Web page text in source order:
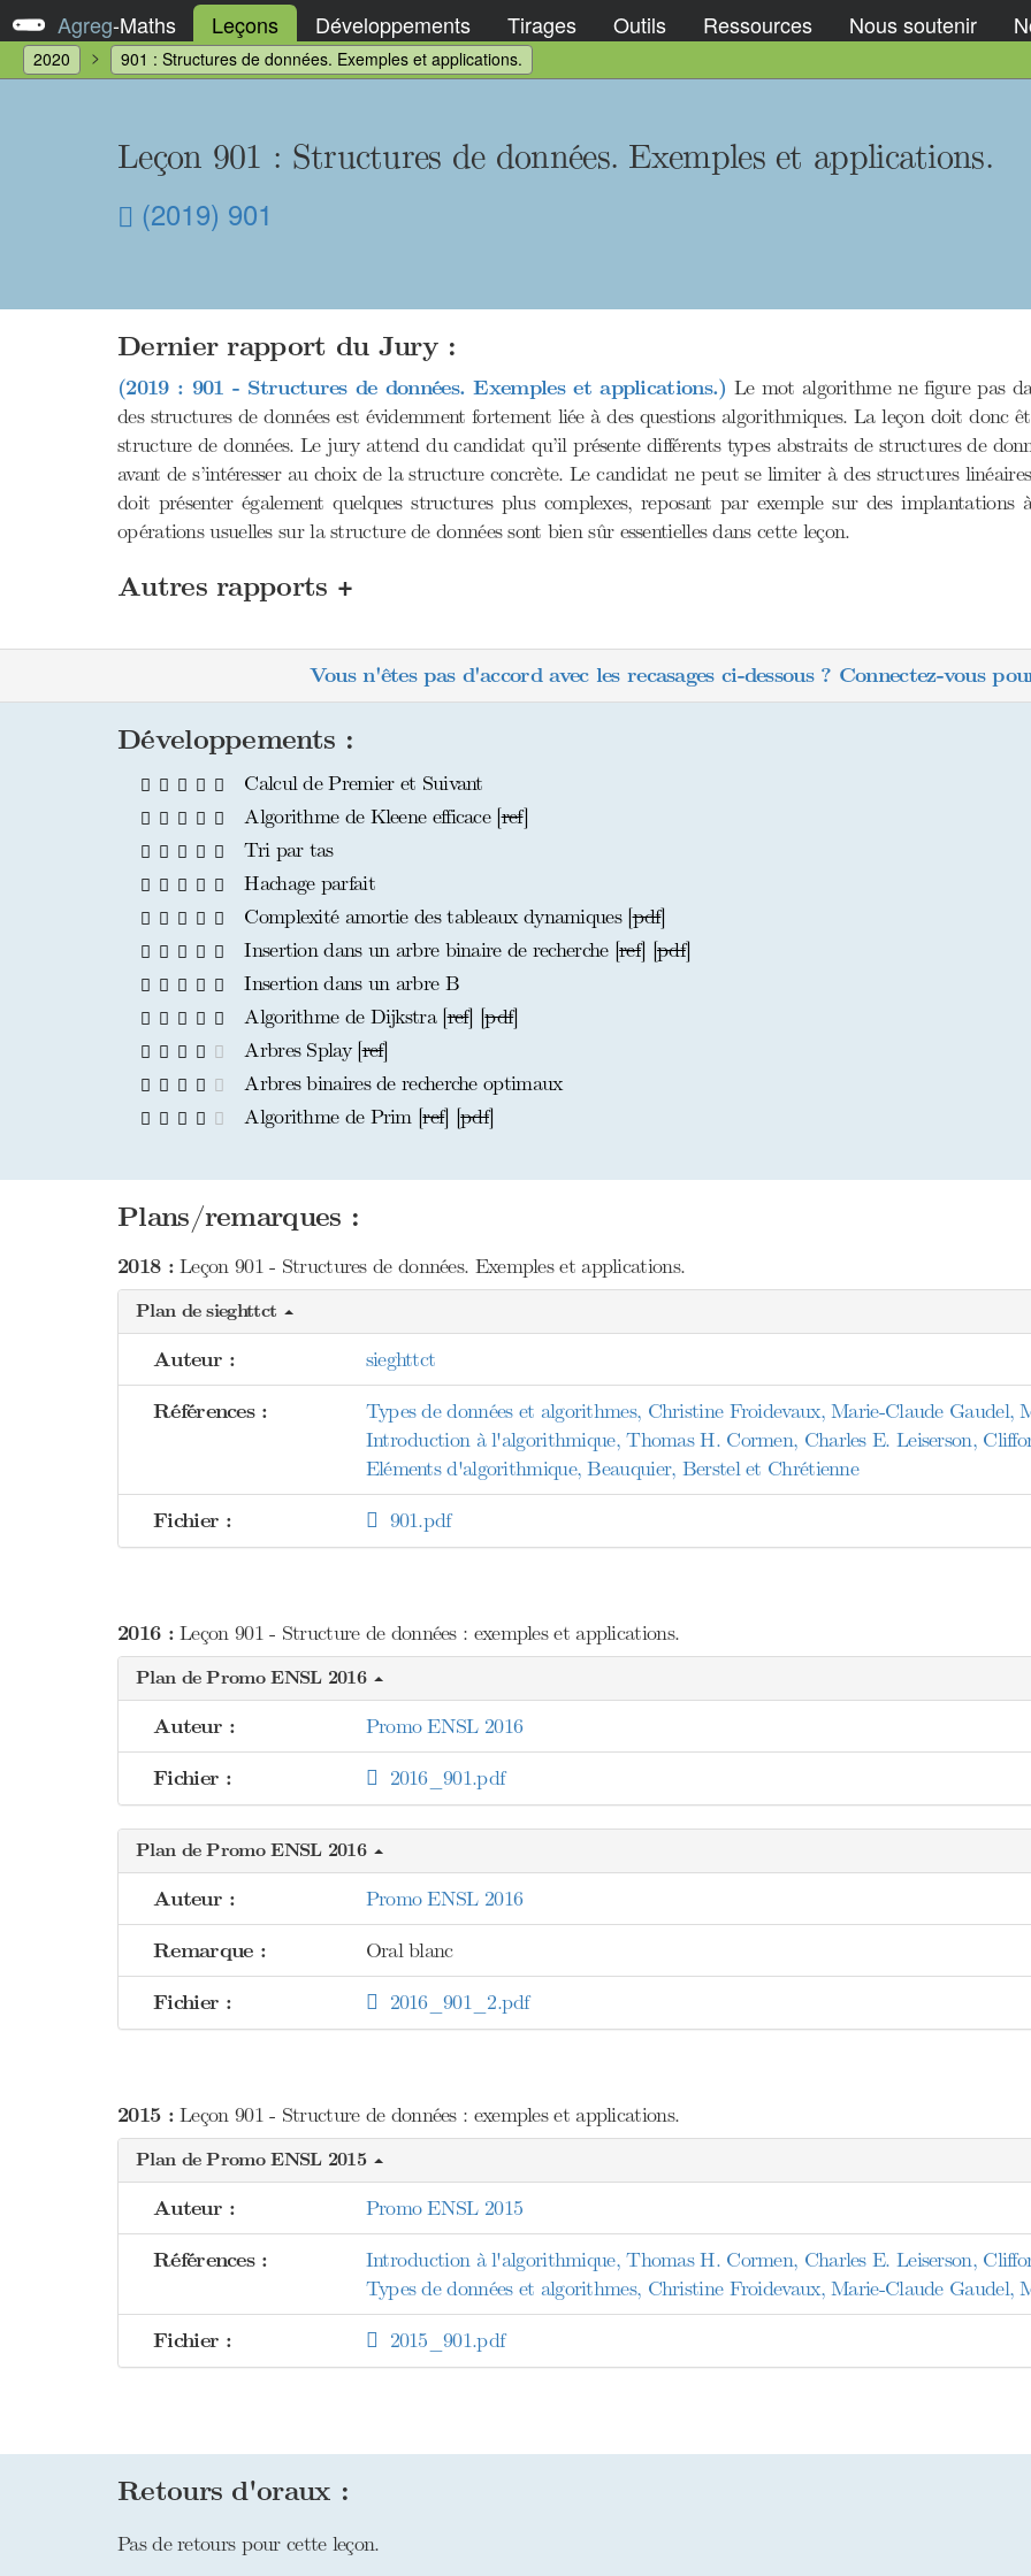
Agreg-Maths Leçons Développements Tirages Outils Ressources Nous soutenir
2020 901 : Structures de données. Exemples et applications.
Leçon 901 : Structures de données. Exemples et applications.
(2019) 901
Dernier rapport du Jury :
(2019 : 901 - Structures de données. Exemples et applications.) Le mot algorithme ne figure pas
des structures de données est évidemment fortement liée à des questions algorithmiques. La leçon doit donc
structure de données. Le jury attend du candidat qu’il présente différents types abstraits de structures de
avant de s’intéresser au choix de la structure concrète. Le candidat ne peut se limiter à des structures
doit présenter également quelques structures plus complexes, reposant par exemple sur des implantations
opérations usuelles sur la structure de données sont bien sûr essentielles dans cette leçon.
Autres rapports +
Vous n'êtes pas d'accord avec les recasages ci-dessous ? Connectez-vous
Développements :
Calcul de Premier et Suivant
Algorithme de Kleene efficace [ref]
Tri par tas
Hachage parfait
Complexité amortie des tableaux dynamiques [pdf]
Insertion dans un arbre binaire de recherche [ref] [pdf]
Insertion dans un arbre B
Algorithme de Dijkstra [ref] [pdf]
Arbres Splay [ref]
Arbres binaires de recherche optimaux
Algorithme de Prim [ref] [pdf]
Plans/remarques :
2018 :Leçon 901 - Structures de données. Exemples et applications.
Plan de sieghttct
Auteur : sieghttct
Références :
Types de données et algorithmes, Christine Froidevaux, Marie-Claude Gaudel,
Introduction à l'algorithmique, Thomas H. Cormen, Charles E. Leiserson,
Eléments d'algorithmique, Beauquier, Berstel et Chrétienne
Fichier : 901.pdf
2016 :Leçon 901 - Structure de données : exemples et applications.
Plan de Promo ENSL 2016
Auteur : Promo ENSL 2016
Fichier : 2016_901.pdf
Plan de Promo ENSL 2016
Auteur : Promo ENSL 2016
Remarque : Oral blanc
Fichier : 2016_901_2.pdf
2015 :Leçon 901 - Structure de données : exemples et applications.
Plan de Promo ENSL 2015
Auteur : Promo ENSL 2015
Références :
Introduction à l'algorithmique, Thomas H. Cormen, Charles E. Leiserson,
Types de données et algorithmes, Christine Froidevaux, Marie-Claude Gaudel,
Fichier : 2015_901.pdf
Retours d'oraux :
Pas de retours pour cette leçon.